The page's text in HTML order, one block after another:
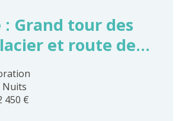
: Grand tour des
et route de
Nuits
450 €